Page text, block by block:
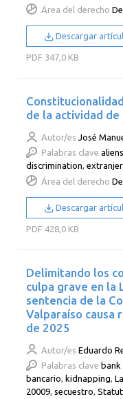
Área del derecho
Descargar
PDF 347,0 KB
de la actividad
Autor/es José
Palabras clave
discrimination,
Área del derecho
Descargar
PDF 428,0 KB
Delimitando los
culpa grave en la
sentencia de la
Valparaíso causa
de 2025
Autor/es Eduardo
Palabras clave
bancario, kidnapping,
20009,secuestro,